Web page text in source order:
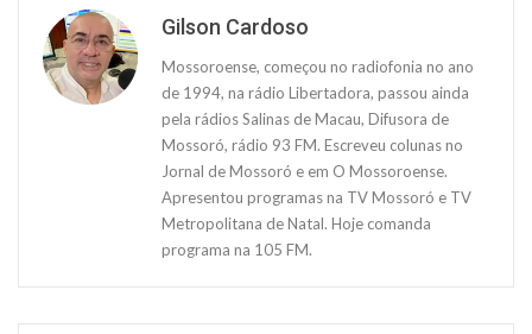
Gilson Cardoso
Mossoroense, começou no radiofonia no ano
de 1994, na rádio Libertadora, passou ainda
pela rádios Salinas de Macau, Difusora de
Mossoró, rádio 93 FM. Escreveu colunas no
Jornal de Mossoró e em O Mossoroense.
Apresentou programas na TV Mossoró e TV
Metropolitana de Natal. Hoje comanda
programa na 105 FM.